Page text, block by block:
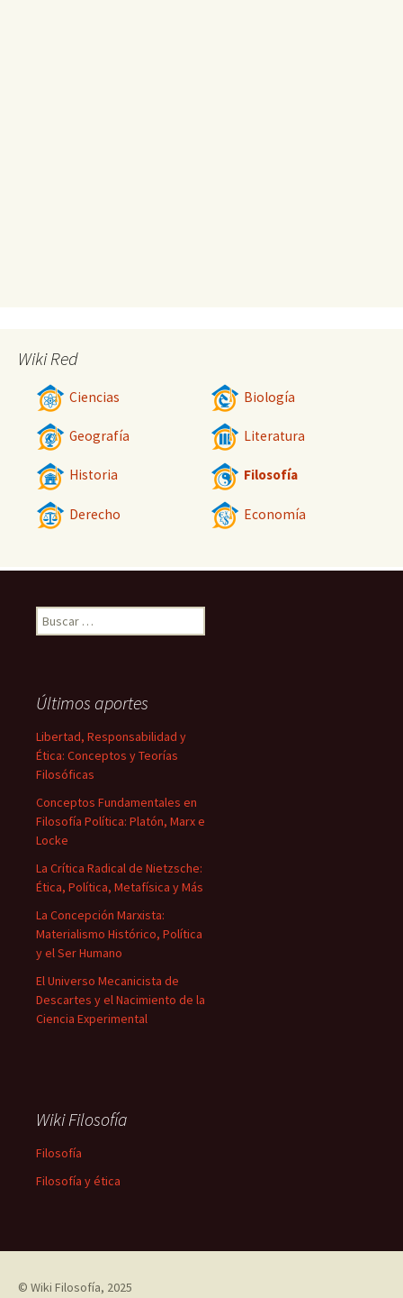
Wiki Red
Ciencias Biología
Geografía Literatura
Historia Filosofía
Derecho Economía
Buscar:
Últimos aportes
Libertad, Responsabilidad y
Ética: Conceptos y Teorías
Filosóficas
Conceptos Fundamentales en
Filosofía Política: Platón, Marx e
Locke
La Crítica Radical de Nietzsche:
Ética, Política, Metafísica y Más
La Concepción Marxista:
Materialismo Histórico, Política
y el Ser Humano
El Universo Mecanicista de
Descartes y el Nacimiento de la
Ciencia Experimental
Wiki Filosofía
Filosofía
Filosofía y ética
© Wiki Filosofía, 2025